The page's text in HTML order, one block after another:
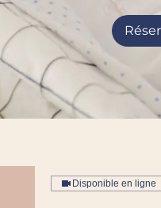
Disponible en ligne